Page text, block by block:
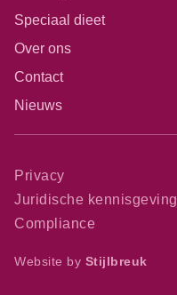
Speciaal dieet
Over ons
Contact
Nieuws
Privacy
Juridische kennisgeving
Compliance
Website by Stijlbreuk